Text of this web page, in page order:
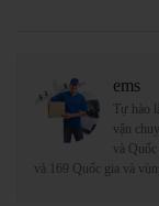
ems
Tự hào
vận
và
và 169 Quốc gia và